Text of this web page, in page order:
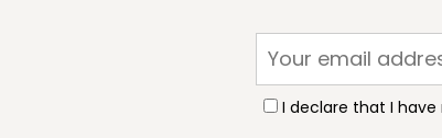
I declare that I have